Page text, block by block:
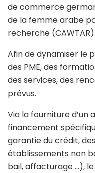
de commerce
de la femme arabe
recherche (CAWTAR).
Afin de dynamiser le
des PME, des
des services, des
prévus.
Via la fourniture d’un
financement
garantie du crédit,
établissements non
bail, affacturage …),